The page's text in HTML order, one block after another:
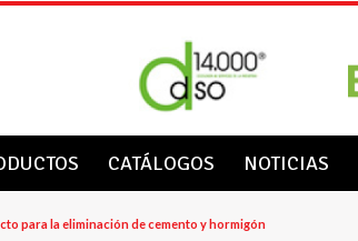
CATÁLOGOS NOTICIAS
para la eliminación de cemento y hormigón